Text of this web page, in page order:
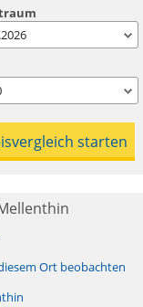
Ort beobachten